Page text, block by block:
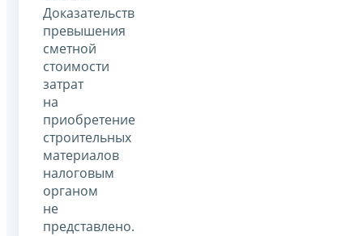
Доказательств
превышения
сметной
стоимости
затрат
на
приобретение
строительных
материалов
налоговым
органом
не
представлено.